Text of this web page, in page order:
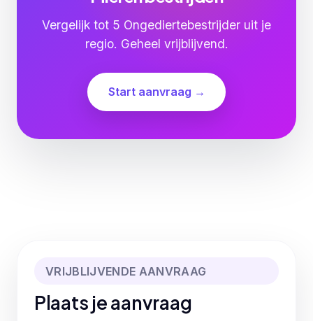
Vergelijk tot 5 Ongediertebestrijder uit je
regio. Geheel vrijblijvend.
Start aanvraag →
VRIJBLIJVENDE AANVRAAG
Plaats je aanvraag